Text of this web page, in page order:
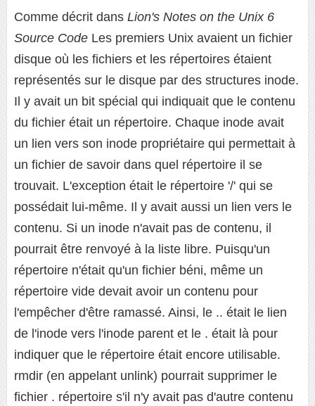
Comme décrit dans Lion's Notes on the Unix 6
Source Code Les premiers Unix avaient un fichier
disque où les fichiers et les répertoires étaient
représentés sur le disque par des structures inode.
Il y avait un bit spécial qui indiquait que le contenu
du fichier était un répertoire. Chaque inode avait
un lien vers son inode propriétaire qui permettait à
un fichier de savoir dans quel répertoire il se
trouvait. L'exception était le répertoire '/' qui se
possédait lui-même. Il y avait aussi un lien vers le
contenu. Si un inode n'avait pas de contenu, il
pourrait être renvoyé à la liste libre. Puisqu'un
répertoire n'était qu'un fichier béni, même un
répertoire vide devait avoir un contenu pour
l'empêcher d'être ramassé. Ainsi, le .. était le lien
de l'inode vers l'inode parent et le . était là pour
indiquer que le répertoire était encore utilisable.
rmdir (en appelant unlink) pourrait supprimer le
fichier . répertoire s'il n'y avait pas d'autre contenu